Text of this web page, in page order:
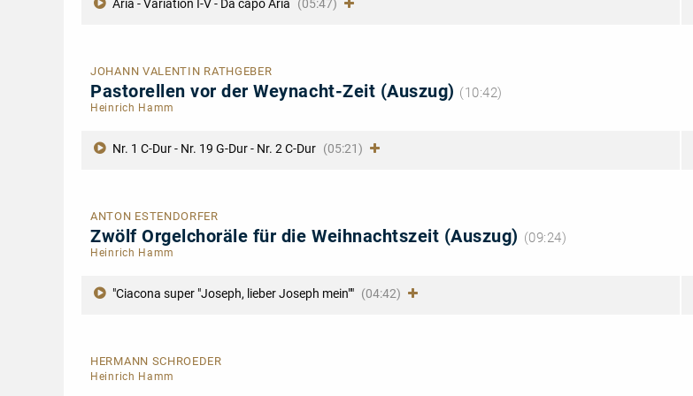
Aria - Variation I-V - Da capo Aria (05:47)
JOHANN VALENTIN RATHGEBER
Pastorellen vor der Weynacht-Zeit (Auszug) (10:42)
Heinrich Hamm
Nr. 1 C-Dur - Nr. 19 G-Dur - Nr. 2 C-Dur (05:21)
ANTON ESTENDORFER
Zwölf Orgelchoräle für die Weihnachtszeit (Auszug) (09:24)
Heinrich Hamm
"Ciacona super "Joseph, lieber Joseph mein"" (04:42)
HERMANN SCHROEDER
Heinrich Hamm